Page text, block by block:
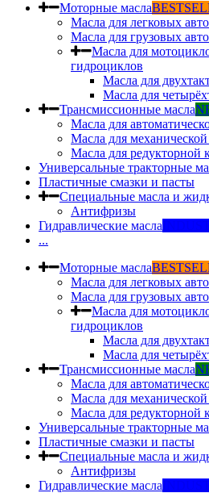
Моторные масла
Масла для легковых
Масла для грузовых
Масла для
гидроциклов
Масла для
Масла для
Трансмиссионные масла
Масла для
Масла для
Масла для редукторной
Универсальные тракторные
Пластичные смазки и пасты
Специальные масла и
Антифризы
Гидравлические масла
...
Моторные масла
Масла для легковых
Масла для грузовых
Масла для
гидроциклов
Масла для
Масла для
Трансмиссионные масла
Масла для
Масла для
Масла для редукторной
Универсальные тракторные
Пластичные смазки и пасты
Специальные масла и
Антифризы
Гидравлические масла